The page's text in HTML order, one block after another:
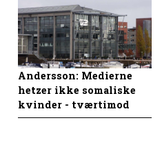
Andersson: Medierne
hetzer ikke somaliske
kvinder - tværtimod